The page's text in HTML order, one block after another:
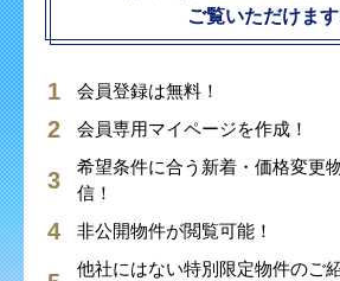
ご覧いただけま
会員登録は無料！
会員専用マイページを作成！
希望条件に合う新着・価格変更
信！
非公開物件が閲覧可能！
他社にはない特別限定物件のご